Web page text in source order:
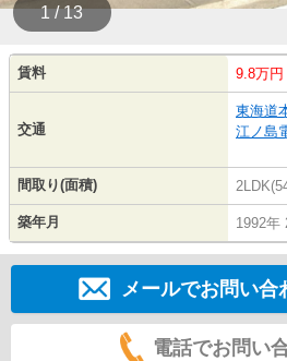
1 / 13
賃料 9.8万円
交通
東海道
江ノ島
間取り(面積)
築年月 1992年
メールでお問い合
電話でお問い